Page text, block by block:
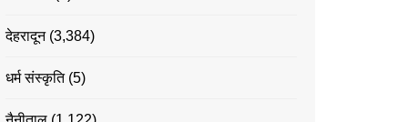
देहरादून(3,384)
धर्म संस्कृति(5)